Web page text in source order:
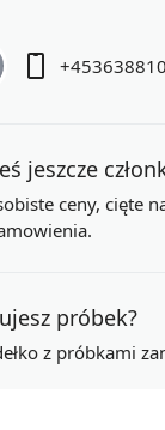
jeszcze
ceny, cięte
próbek?
z próbkami